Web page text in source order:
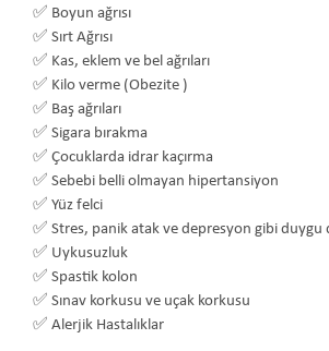
✅ Boyun ağrısı
✅ Sırt Ağrısı
✅ Kas, eklem ve bel ağrıları
✅ Kilo verme (Obezite )
✅ Baş ağrıları
✅ Sigara bırakma
✅ Çocuklarda idrar kaçırma
✅ Sebebi belli olmayan hipertansiyon
✅ Yüz felci
✅ Stres, panik atak ve depresyon gibi duygu
✅ Uykusuzluk
✅ Spastik kolon
✅ Sınav korkusu ve uçak korkusu
✅ Alerjik Hastalıklar